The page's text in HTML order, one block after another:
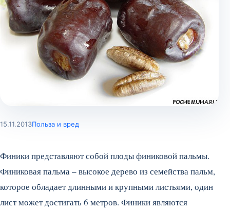
15.11.2013Польза и вред
Финики представляют собой плоды финиковой пальмы.
Финиковая пальма – высокое дерево из семейства пальм,
которое обладает длинными и крупными листьями, один
лист может достигать 6 метров. Финики являются